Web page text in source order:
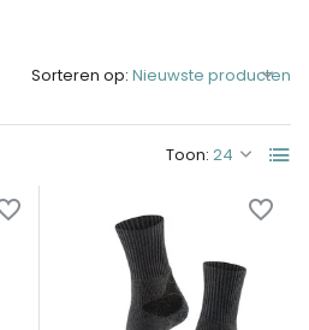
Toon:
Sorteren op: